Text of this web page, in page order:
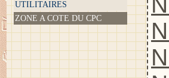
UTILITAIRES
ZONE A COTE DU CPC